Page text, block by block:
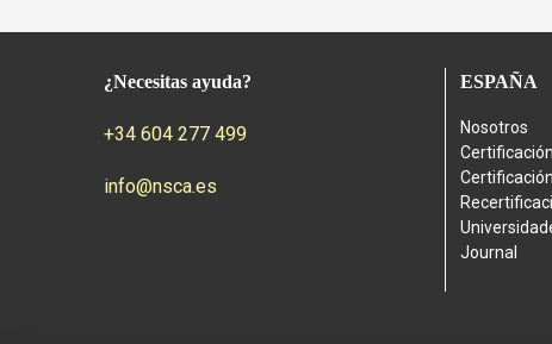
¿Necesitas ayuda?
+34 604 277 499
info@nsca.es
ESPAÑA
Nosotros
Journal